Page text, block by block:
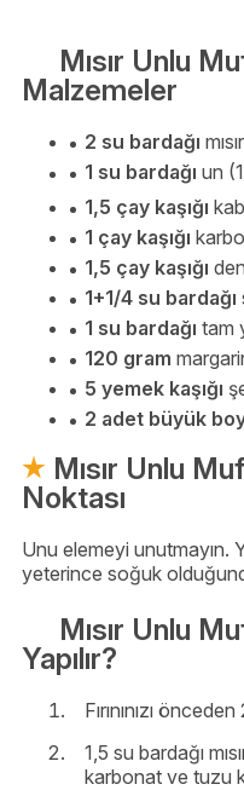
Mısır Unlu
Malzemeler
2 su bardağı
1 su bardağı un
1,5 çay kaşığı
1 çay kaşığı
1,5 çay kaşığı
1+1/4 su bardağı
1 su bardağı tam
120 gram
5 yemek kaşığı
2 adet büyük
Mısır Unlu
Noktası
Unu elemeyi unutmayın.
yeterince soğuk
Mısır Unlu
Yapılır?
Fırınınızı
1,5 su bardağı
karbonat ve tuzu